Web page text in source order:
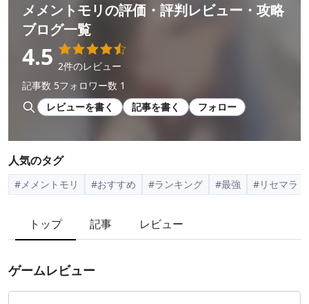
メメントモリの評価・評判レビュー・攻略
ブログ一覧
4.5 2件のレビュー
記事数 5フォロワー数 1
レビューを書く
記事を書く フォロー
人気のタグ
#メメントモリ #おすすめ #ランキング #最強 #リセマラ
トップ 記事 レビュー
ゲームレビュー